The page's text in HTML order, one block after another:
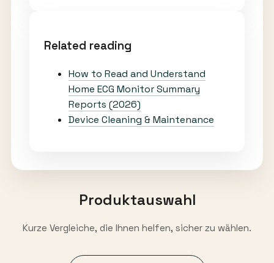
Related reading
How to Read and Understand
Home ECG Monitor Summary
Reports (2026)
Device Cleaning & Maintenance
Produktauswahl
Kurze Vergleiche, die Ihnen helfen, sicher zu wählen.